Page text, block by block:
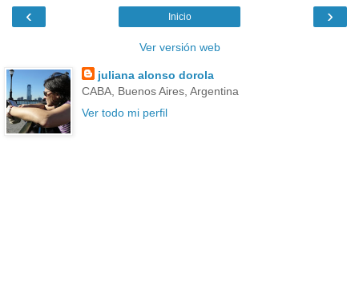
‹ ›
Inicio
Ver versión web
juliana alonso dorola
CABA, Buenos Aires, Argentina
Ver todo mi perfil